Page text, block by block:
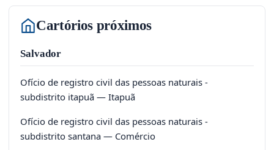
Cartórios próximos
Salvador
Ofício de registro civil das pessoas naturais -
subdistrito itapuã — Itapuã
Ofício de registro civil das pessoas naturais -
subdistrito santana — Comércio